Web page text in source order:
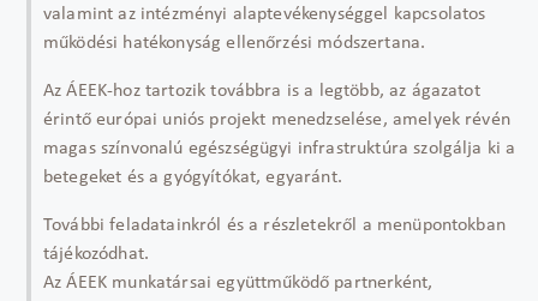
valamint az intézményi alaptevékenységgel kapcsolatos
működési hatékonyság ellenőrzési módszertana.
Az ÁEEK-hoz tartozik továbbra is a legtöbb, az ágazatot
érintő európai uniós projekt menedzselése, amelyek révén
magas színvonalú egészségügyi infrastruktúra szolgálja ki a
betegeket és a gyógyítókat, egyaránt.
További feladatainkról és a részletekről a menüpontokban
tájékozódhat.
Az ÁEEK munkatársai együttműködő partnerként,